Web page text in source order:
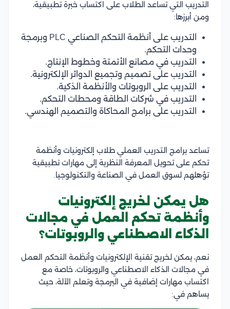
التدريب التي تساعد الطلاب على اكتساب خبرة تطبيقية،
ومن أبرزها:
التدريب على أنظمة التحكم الصناعي PLC وبرمجة
وحدات التحكم.
التدريب في مصانع الأتمتة وخطوط الإنتاج.
التدريب على تصميم وتجميع الدوائر الإلكترونية.
التدريب على الروبوتات والأنظمة الذكية.
التدريب في شركات الطاقة ومحطات التحكم.
التدريب على برامج المحاكاة والتصميم الهندسي.
تساعد برامج التدريب العملي طلاب إلكترونيات وأنظمة
تحكم على تحويل المعرفة النظرية إلى مهارات تطبيقية
تؤهلهم لسوق العمل في الصناعة والتكنولوجيا.
هل يمكن لخريج إلكترونيات
وأنظمة تحكم العمل في مجالات
الذكاء الاصطناعي والروبوتات؟
نعم، يمكن لخريج تقنية الإلكترونيات وأنظمة التحكم العمل
في مجالات الذكاء الاصطناعي والروبوتات، خاصة مع
اكتساب مهارات إضافية في البرمجة وتعلم الآلة، حيث
يساهم في: